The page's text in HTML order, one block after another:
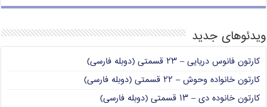
ویدئوهای جدید
کارتون فانوس دریایی – ۲۳ قسمتی (دوبله فارسی)
کارتون خانواده وحوش – ۲۲ قسمتی (دوبله فارسی)
کارتون خانوده دی – ۱۳ قسمتی (دوبله فارسی)